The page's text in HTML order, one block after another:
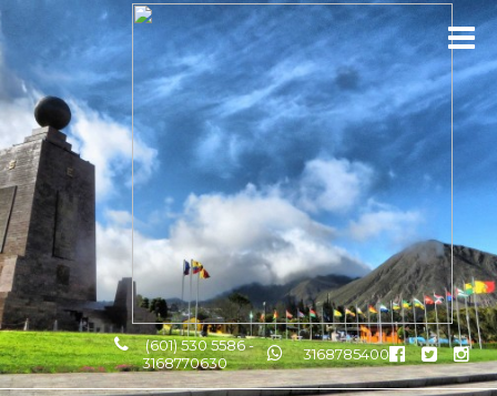
(601) 530 5586 -
3168770630
3168785400